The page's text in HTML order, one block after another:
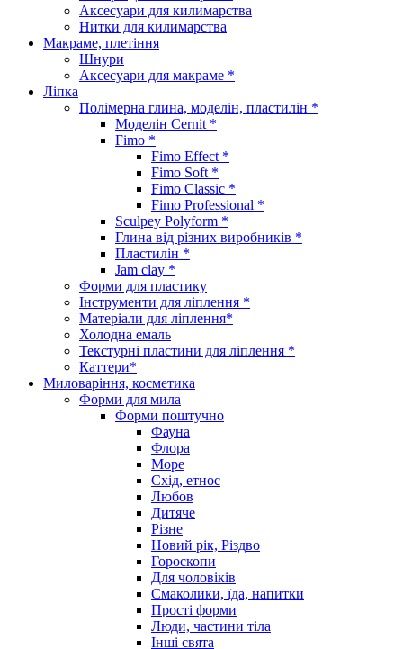
Аксесуари для килимарства
Нитки для килимарства
Макраме, плетіння
Шнури
Аксесуари для макраме *
Ліпка
Полімерна глина, моделін, пластилін *
Моделін Cernit *
Fimo *
Fimo Effect *
Fimo Soft *
Fimo Classic *
Fimo Professional *
Sculpey Polyform *
Глина від різних виробників *
Пластилін *
Jam clay *
Форми для пластику
Інструменти для ліплення *
Матеріали для ліплення*
Холодна емаль
Текстурні пластини для ліплення *
Каттери*
Миловаріння, косметика
Форми для мила
Форми поштучно
Фауна
Флора
Море
Схід, етнос
Любов
Дитяче
Різне
Новий рік, Різдво
Гороскопи
Для чоловіків
Смаколики, їда, напитки
Прості форми
Люди, частини тіла
Інші свята